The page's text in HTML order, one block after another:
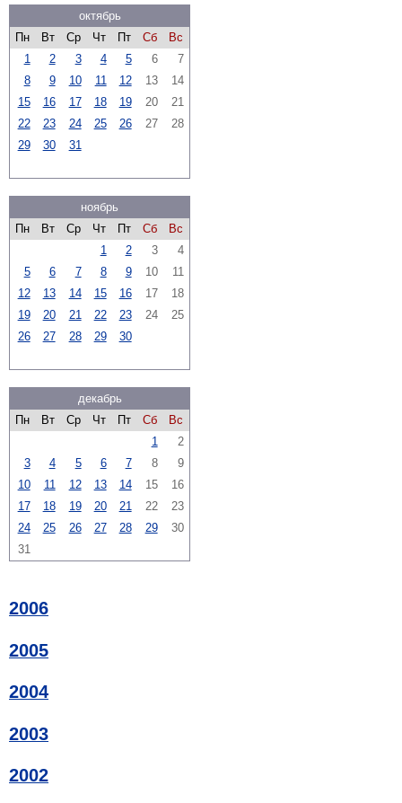
октябрь
Пн
Вт Ср Чт Пт Сб
Вс
1
2 3 4 5 6
7
8
9 10 11 12 13
14
15
16 17 18 19 20
21
22
23 24 25 26 27
28
29
30 31
ноябрь
Пн
Вт Ср Чт Пт Сб
Вс
1
2 3
4
5
6 7 8 9 10
11
12
13 14 15 16 17
18
19
20 21 22 23 24
25
26
27 28 29 30
декабрь
Пн
Вт Ср Чт Пт Сб
Вс
1
2
3
4 5 6 7 8
9
10
11 12 13 14 15
16
17
18 19 20 21 22
23
24
25 26 27 28 29
30
31
2006
2005
2004
2003
2002